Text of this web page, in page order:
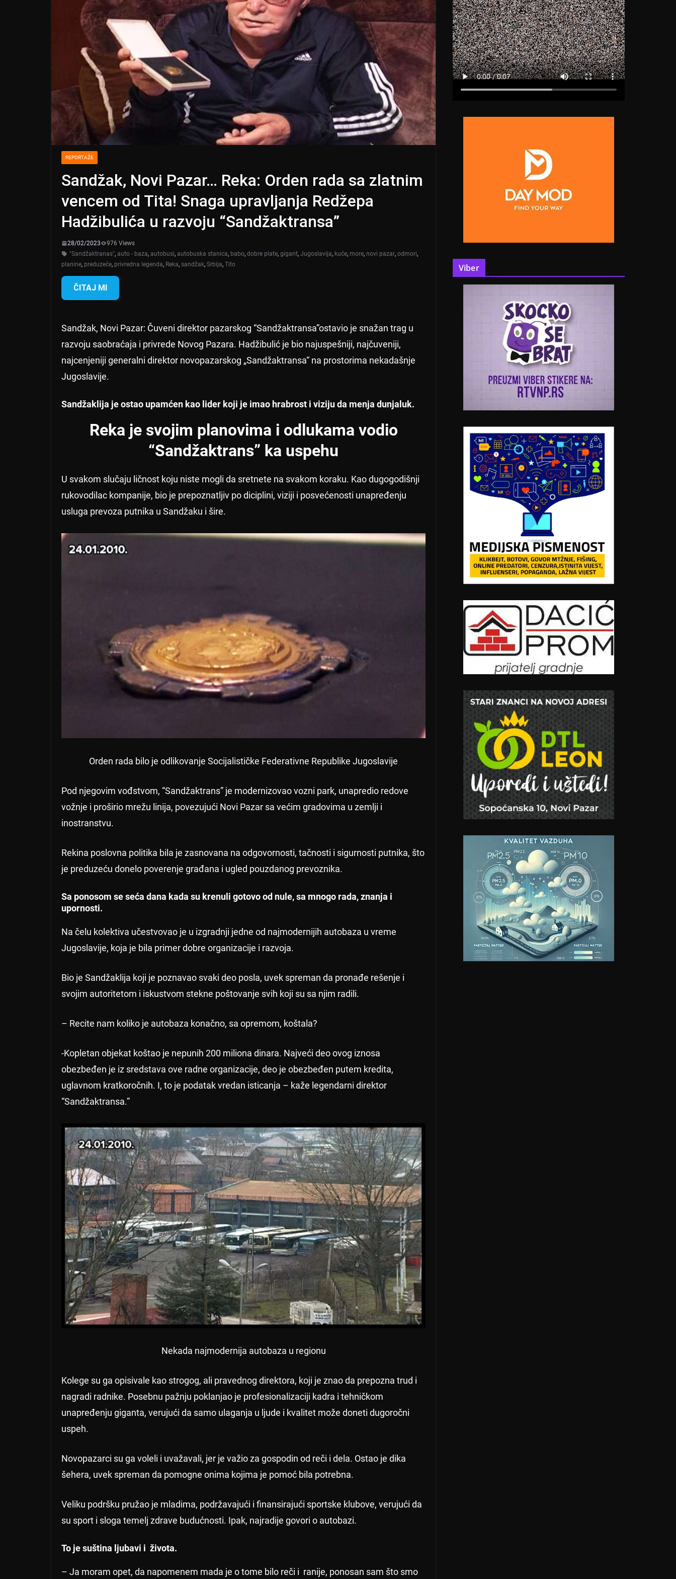
REPORTAŽE
Sandžak, Novi Pazar… Reka: Orden rada sa zlatnim
vencem od Tita! Snaga upravljanja Redžepa
Hadžibulića u razvoju “Sandžaktransa”
28/02/2023
976 Views
"Sandžaktranas", auto - baza, autobusi, autobuska stanica, babo, dobre plate, gigant, Jugoslavija, kuće, more, novi pazar, odmori,
planine, preduzeće, privredna legenda, Reka, sandžak, Srbija, Tito
ČITAJ MI
Sandžak, Novi Pazar: Čuveni direktor pazarskog “Sandžaktransa”ostavio je snažan trag u
razvoju saobraćaja i privrede Novog Pazara. Hadžibulić je bio najuspešniji, najčuveniji,
najcenjeniji generalni direktor novopazarskog „Sandžaktransa“ na prostorima nekadašnje
Jugoslavije.
Sandžaklija je ostao upamćen kao lider koji je imao hrabrost i viziju da menja dunjaluk.
Reka je svojim planovima i odlukama vodio
“Sandžaktrans” ka uspehu
U svakom slučaju ličnost koju niste mogli da sretnete na svakom koraku. Kao dugogodišnji
rukovodilac kompanije, bio je prepoznatljiv po diciplini, viziji i posvećenosti unapređenju
usluga prevoza putnika u Sandžaku i šire.
Orden rada bilo je odlikovanje Socijalističke Federativne Republike Jugoslavije
Pod njegovim vođstvom, “Sandžaktrans” je modernizovao vozni park, unapredio redove
vožnje i proširio mrežu linija, povezujući Novi Pazar sa većim gradovima u zemlji i
inostranstvu.
Rekina poslovna politika bila je zasnovana na odgovornosti, tačnosti i sigurnosti putnika, što
je preduzeću donelo poverenje građana i ugled pouzdanog prevoznika.
Sa ponosom se seća dana kada su krenuli gotovo od nule, sa mnogo rada, znanja i
upornosti.
Na čelu kolektiva učestvovao je u izgradnji jedne od najmodernijih autobaza u vreme
Jugoslavije, koja je bila primer dobre organizacije i razvoja.
Bio je Sandžaklija koji je poznavao svaki deo posla, uvek spreman da pronađe rešenje i
svojim autoritetom i iskustvom stekne poštovanje svih koji su sa njim radili.
– Recite nam koliko je autobaza konačno, sa opremom, koštala?
-Kopletan objekat koštao je nepunih 200 miliona dinara. Najveći deo ovog iznosa
obezbeđen je iz sredstava ove radne organizacije, deo je obezbeđen putem kredita,
uglavnom kratkoročnih. I, to je podatak vredan isticanja – kaže legendarni direktor
“Sandžaktransa.”
Nekada najmodernija autobaza u regionu
Kolege su ga opisivale kao strogog, ali pravednog direktora, koji je znao da prepozna trud i
nagradi radnike. Posebnu pažnju poklanjao je profesionalizaciji kadra i tehničkom
unapređenju giganta, verujući da samo ulaganja u ljude i kvalitet može doneti dugoročni
uspeh.
Novopazarci su ga voleli i uvažavali, jer je važio za gospodin od reči i dela. Ostao je dika
šehera, uvek spreman da pomogne onima kojima je pomoć bila potrebna.
Veliku podršku pružao je mladima, podržavajući i finansirajući sportske klubove, verujući da
su sport i sloga temelj zdrave budućnosti. Ipak, najradije govori o autobazi.
To je suština ljubavi i života.
– Ja moram opet, da napomenem mada je o tome bilo reči i ranije, ponosan sam što smo
Viber